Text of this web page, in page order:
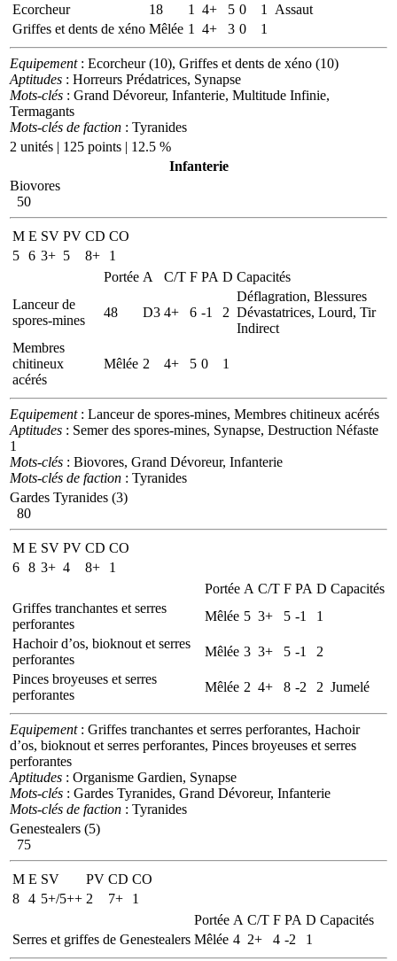
Ecorcheur 18 1 4+ 5 0 1
Assaut
Griffes et dents de xéno Mêlée 1 4+ 3 0 1
Equipement: Ecorcheur (10), Griffes et dents de xéno (10)
Aptitudes : Horreurs Prédatrices, Synapse
Mots-clés : Grand Dévoreur, Infanterie, Multitude Infinie,
Termagants
Mots-clés de faction : Tyranides
2 unités | 125 points | 12.5 %
Infanterie
Biovores
50
M E SV PV CD CO
5 6 3+ 5 8+
1
Portée A C/T F PA D Capacités
Lanceur de
spores-mines
48 D3 4+ 6 -1 2
Déflagration, Blessures
Dévastatrices, Lourd, Tir
Indirect
Membres
chitineux
acérés
Mêlée 2 4+ 5 0 1
Equipement: Lanceur de spores-mines, Membres chitineux acérés
Aptitudes : Semer des spores-mines, Synapse, Destruction Néfaste
1
Mots-clés : Biovores, Grand Dévoreur, Infanterie
Mots-clés de faction : Tyranides
Gardes Tyranides (3)
80
M E SV PV CD CO
6 8 3+ 4 8+
1
Portée A C/T F PA D Capacités
Griffes tranchantes et serres
perforantes
Mêlée 5 3+ 5 -1
1
Hachoir d’os, bioknout et serres
perforantes
Mêlée 3 3+ 5 -1
2
Pinces broyeuses et serres
perforantes
Mêlée 2 4+ 8 -2 2 Jumelé
Equipement: Griffes tranchantes et serres perforantes, Hachoir
d’os, bioknout et serres perforantes, Pinces broyeuses et serres
perforantes
Aptitudes : Organisme Gardien, Synapse
Mots-clés : Gardes Tyranides, Grand Dévoreur, Infanterie
Mots-clés de faction : Tyranides
Genestealers (5)
75
M E SV PV CD CO
8 4 5+/5++ 2 7+
1
Portée A C/T F PA D Capacités
Serres et griffes de Genestealers Mêlée 4 2+ 4 -2 1